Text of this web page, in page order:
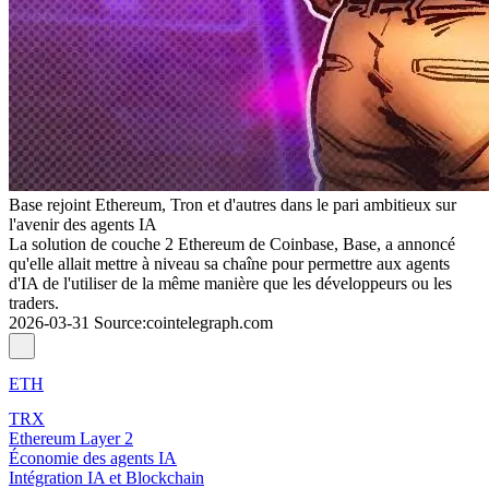
Base rejoint Ethereum, Tron et d'autres dans le pari ambitieux sur
l'avenir des agents IA
La solution de couche 2 Ethereum de Coinbase, Base, a annoncé
qu'elle allait mettre à niveau sa chaîne pour permettre aux agents
d'IA de l'utiliser de la même manière que les développeurs ou les
traders.
2026-03-31 Source:cointelegraph.com
ETH
TRX
Ethereum Layer 2
Économie des agents IA
Intégration IA et Blockchain